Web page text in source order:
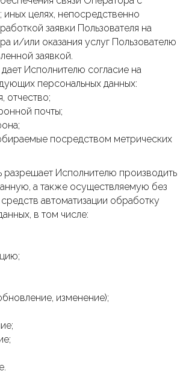
иных целях, непосредственно
заявки Пользователя на
и/или оказания услуг Пользователю
заявкой.
дает Исполнителю согласие на
персональных данных:
отчество;
почты;
посредством метрических
разрешает Исполнителю производить
а также осуществляемую без
автоматизации обработку
в том числе:
изменение);